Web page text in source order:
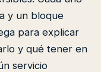
y un bloque
para explicar
y qué tener en
servicio